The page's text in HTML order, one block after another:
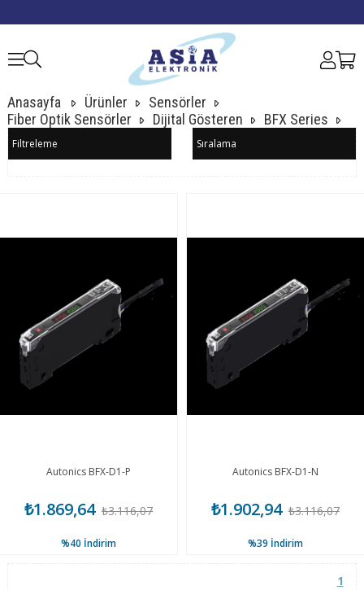
Anasayfa Ürünler
Sensörler
Fiber Optik Sensörler
Dijital Gösteren BFX Series
Filtreleme Sıralama
Autonics BFX-D1-P
₺1.869,64 ₺3.116,07
%40 İndirim
Autonics BFX-D1-N
₺1.902,94 ₺3.116,07
%39 İndirim
1